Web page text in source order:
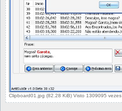
Clipboard01.jpg (82.28 KiB) Visto 1309095 vezes